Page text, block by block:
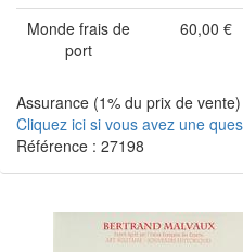
Monde frais de
port
60,00 €
Assurance (1% du prix de
Cliquez ici si vous avez une
Référence : 27198